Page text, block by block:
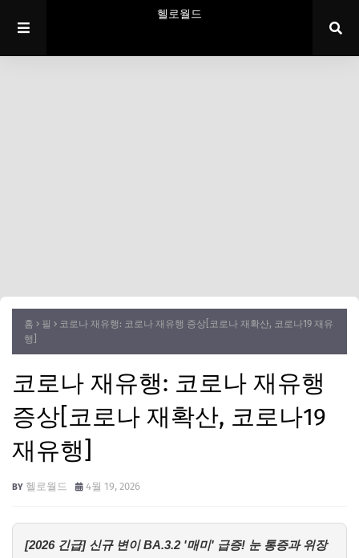
헬로월드
홈 필
코로나 재유행: 코로나 재유행 증상[코로나 재확산, 코로나19 재유
행]
코로나 재유행: 코로나 재유행
증상[코로나 재확산, 코로나19
재유행]
헬로월드 4월 19, 2026
[2026 긴급] 신규 변이 BA.3.2 '매미' 급증! 눈 통증과 위장